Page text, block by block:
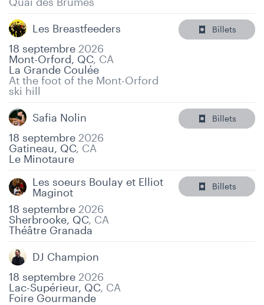
Les Breastfeeders
18 septembre 2026
Mont-Orford, QC, CA
La Grande Coulée
At the foot of the Mont-Orford
ski hill
Billets
Safia Nolin
18 septembre 2026
Gatineau, QC, CA
Le Minotaure
Billets
Les soeurs Boulay et Elliot
Maginot
18 septembre 2026
Sherbrooke, QC, CA
Théâtre Granada
Billets
DJ Champion
18 septembre 2026
Lac-Supérieur, QC, CA
Foire Gourmande